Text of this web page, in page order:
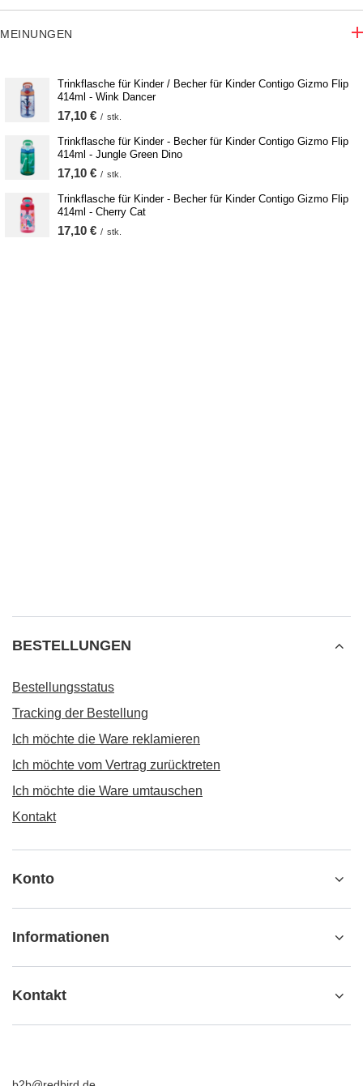
MEINUNGEN
Trinkflasche für Kinder / Becher für Kinder Contigo Gizmo Flip
414ml - Wink Dancer
17,10 € / stk.
Trinkflasche für Kinder - Becher für Kinder Contigo Gizmo Flip
414ml - Jungle Green Dino
17,10 € / stk.
Trinkflasche für Kinder - Becher für Kinder Contigo Gizmo Flip
414ml - Cherry Cat
17,10 € / stk.
BESTELLUNGEN
Bestellungsstatus
Tracking der Bestellung
Ich möchte die Ware reklamieren
Ich möchte vom Vertrag zurücktreten
Ich möchte die Ware umtauschen
Kontakt
Konto
Informationen
Kontakt